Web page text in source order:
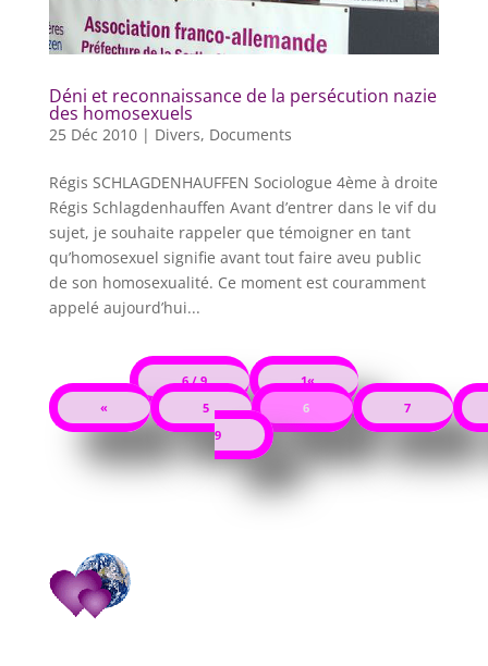
Déni et reconnaissance de la persécution nazie
des homosexuels
25 Déc 2010| Divers, Documents
Régis SCHLAGDENHAUFFEN Sociologue 4ème à droite
Régis Schlagdenhauffen Avant d’entrer dans le vif du
sujet, je souhaite rappeler que témoigner en tant
qu’homosexuel signifie avant tout faire aveu public
de son homosexualité. Ce moment est couramment
appelé aujourd’hui...
6 / 9
1«
«
5 6
7
9